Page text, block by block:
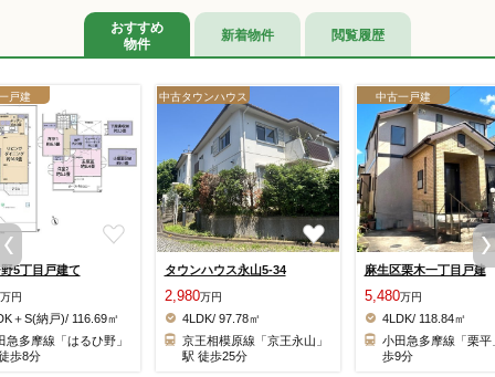
おすすめ
物件
新着物件 閲覧履歴
戸建
5丁目戸建て
万円
＋S(納戸)/ 116.69㎡
急多摩線「はるひ野」
歩8分
中古タウンハウス
タウンハウス永山5-34
2,980万円
4LDK/ 97.78㎡
京王相模原線「京王永山」
駅 徒歩25分
中古一戸建
麻生区栗木一丁目戸建
5,480万円
4LDK/ 118.84㎡
小田急多摩線「栗平
歩9分